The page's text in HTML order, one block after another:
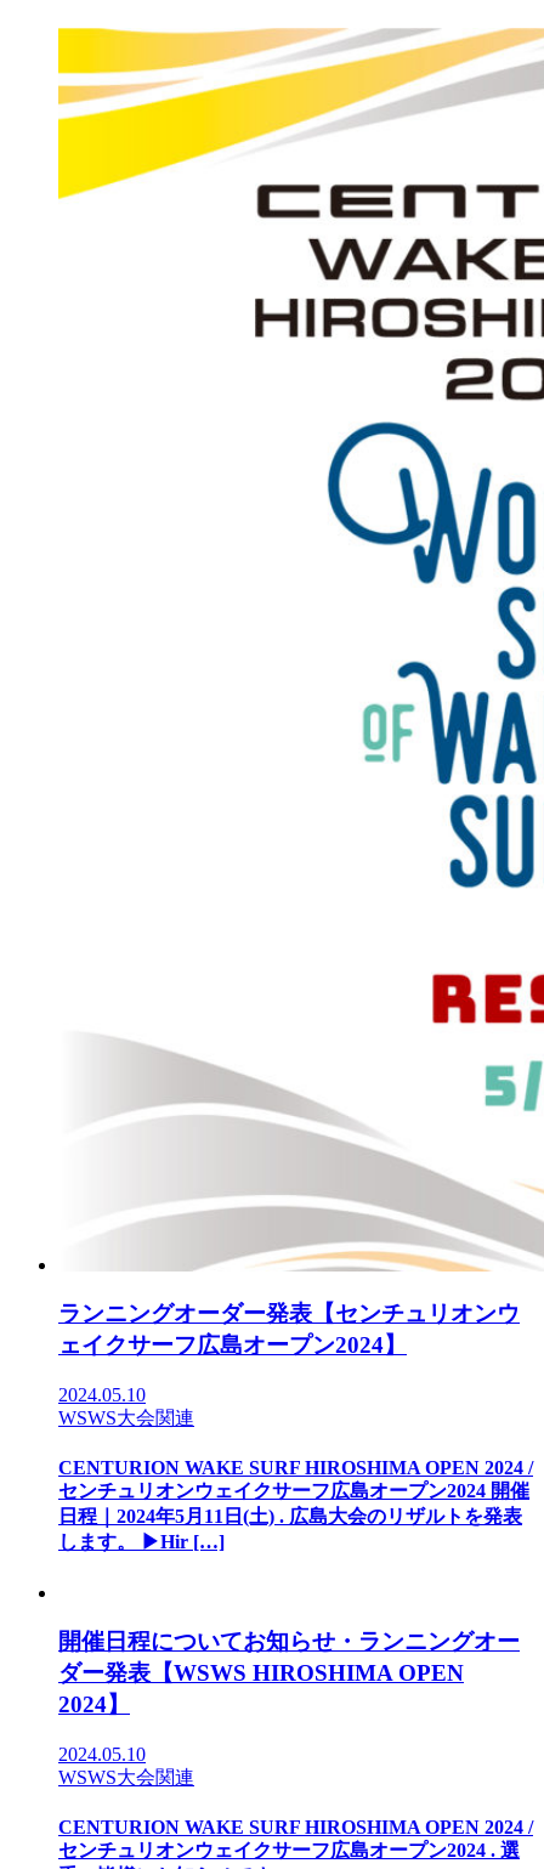
ランニングオーダー発表【センチュリオンウ
ェイクサーフ広島オープン2024】
2024.05.10
WSWS大会関連
CENTURION WAKE SURF HIROSHIMA OPEN 2024 /
センチュリオンウェイクサーフ広島オープン2024 開催
日程｜2024年5月11日(土) . 広島大会のリザルトを発表
します。 ▶︎Hir […]
開催日程についてお知らせ・ランニングオー
ダー発表【WSWS HIROSHIMA OPEN
2024】
2024.05.10
WSWS大会関連
CENTURION WAKE SURF HIROSHIMA OPEN 2024 /
センチュリオンウェイクサーフ広島オープン2024 . 選